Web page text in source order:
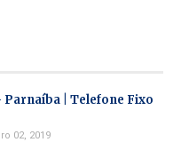
| Telefone Fixo
02, 2019